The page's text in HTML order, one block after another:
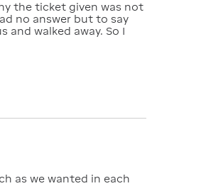
the ticket given was not
no answer but to say
walked away. So I
as we wanted in each